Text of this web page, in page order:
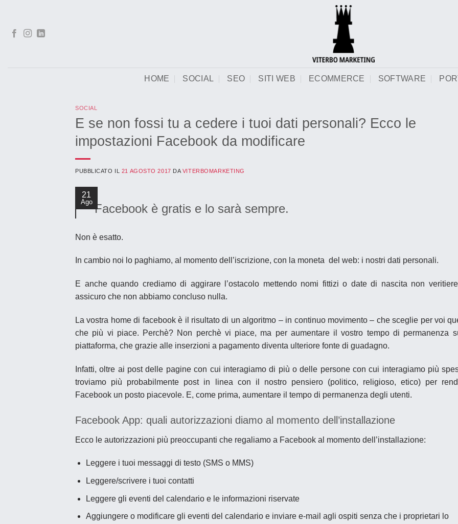
contenuti
HOME SOCIAL SEO SITI WEB ECOMMERCE SOFTWARE
SOCIAL
E se non fossi tu a cedere i tuoi dati personali? Ecco le
impostazioni Facebook da modificare
PUBBLICATO IL 21 AGOSTO 2017 DA VITERBOMARKETING
21
Ago Facebook è gratis e lo sarà sempre.
Non è esatto.
In cambio noi lo paghiamo, al momento dell’iscrizione, con la moneta del web: i nostri dati personali.
E anche quando crediamo di aggirare l’ostacolo mettendo nomi fittizi o date di nascita non
assicuro che non abbiamo concluso nulla.
La vostra home di facebook è il risultato di un algoritmo – in continuo movimento – che sceglie per voi
che più vi piace. Perchè? Non perchè vi piace, ma per aumentare il vostro tempo di permanenza
piattaforma, che grazie alle inserzioni a pagamento diventa ulteriore fonte di guadagno.
Infatti, oltre ai post delle pagine con cui interagiamo di più o delle persone con cui interagiamo più
troviamo più probabilmente post in linea con il nostro pensiero (politico, religioso, etico) per
Facebook un posto piacevole. E, come prima, aumentare il tempo di permanenza degli utenti.
Facebook App: quali autorizzazioni diamo al momento dell’installazione
Ecco le autorizzazioni più preoccupanti che regaliamo a Facebook al momento dell’installazione:
Leggere i tuoi messaggi di testo (SMS o MMS)
Leggere/scrivere i tuoi contatti
Leggere gli eventi del calendario e le informazioni riservate
Aggiungere o modificare gli eventi del calendario e inviare e-mail agli ospiti senza che i proprietari lo